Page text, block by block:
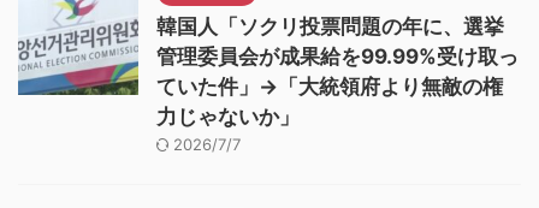
韓国人「ソクリ投票問題の年に、選挙
管理委員会が成果給を99.99%受け取っ
ていた件」→「大統領府より無敵の権
力じゃないか」
2026/7/7